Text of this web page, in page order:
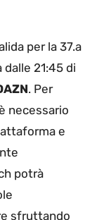
per la 37.a
21:45 di
. Per
necessario
e
potrà
sfruttando